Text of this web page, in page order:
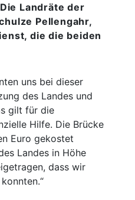
Landräte der
Pellengahr,
die die beiden
uns bei dieser
des Landes und
gilt für die
Hilfe. Die Brücke
Euro gekostet
Landes in Höhe
dass wir